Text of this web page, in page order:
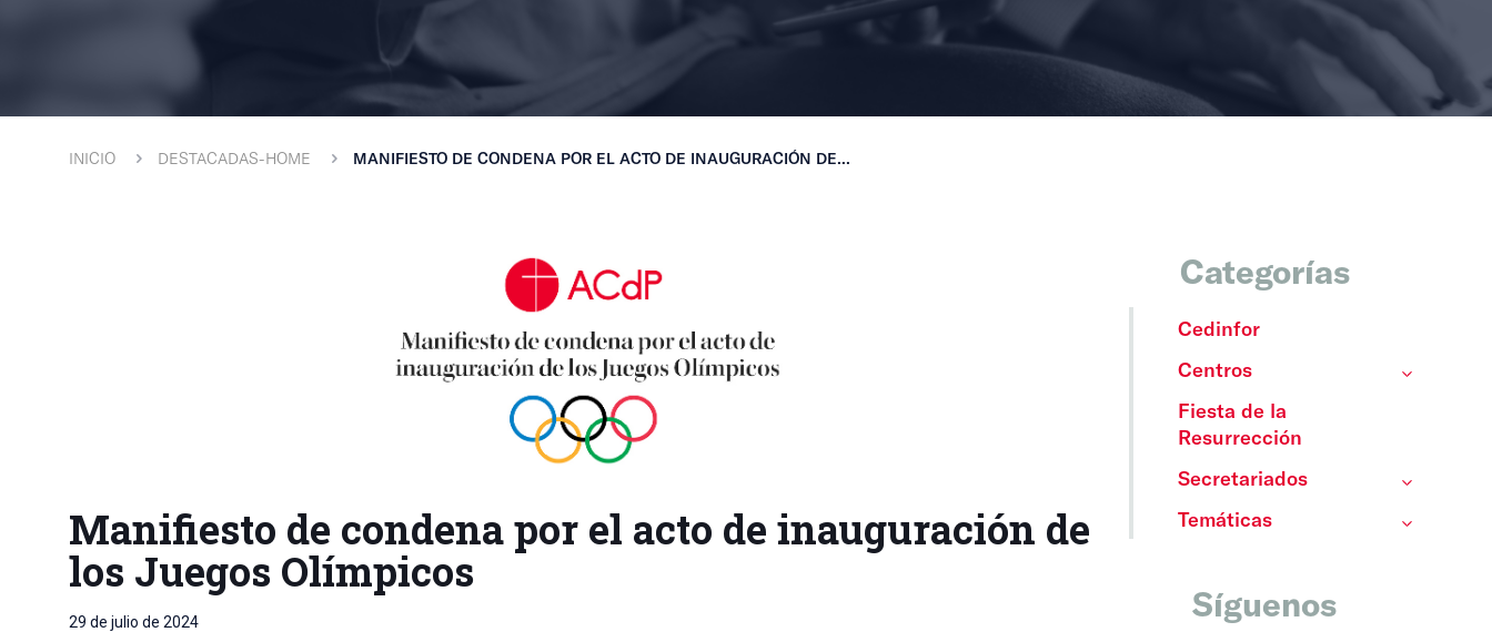
INICIO DESTACADAS-HOME MANIFIESTO DE CONDENA POR EL ACTO DE INAUGURACIÓN DE...
Manifiesto de condena por el acto de inauguración de
los Juegos Olímpicos
29 de julio de 2024
Categorías
Cedinfor
Centros
Fiesta de la
Resurrección
Secretariados
Temáticas
Síguenos